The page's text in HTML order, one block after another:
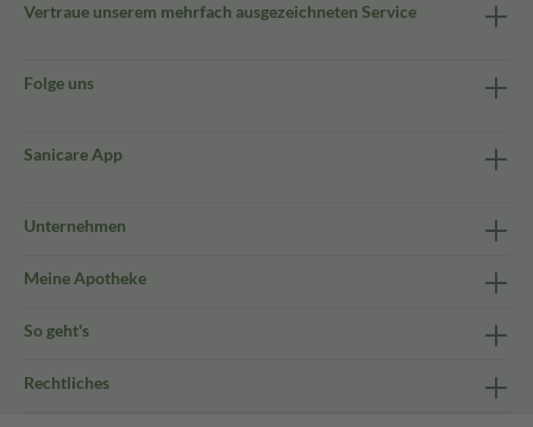
Vertraue unserem mehrfach ausgezeichneten Service
Folge uns
Sanicare App
Unternehmen
Meine Apotheke
So geht's
Rechtliches